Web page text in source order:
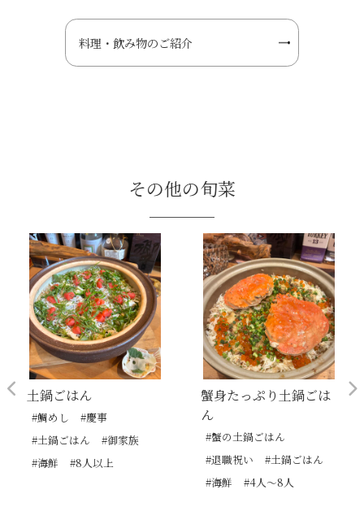
料理・飲み物のご紹介
その他の旬菜
土鍋ごはん
#鯛めし
#慶事
#土鍋ごはん
#御家族
#海鮮
#8人以上
蟹身たっぷり土鍋ごは
ん
#蟹の土鍋ごはん
#退職祝い
#土鍋ごはん
#海鮮
#4人〜8人